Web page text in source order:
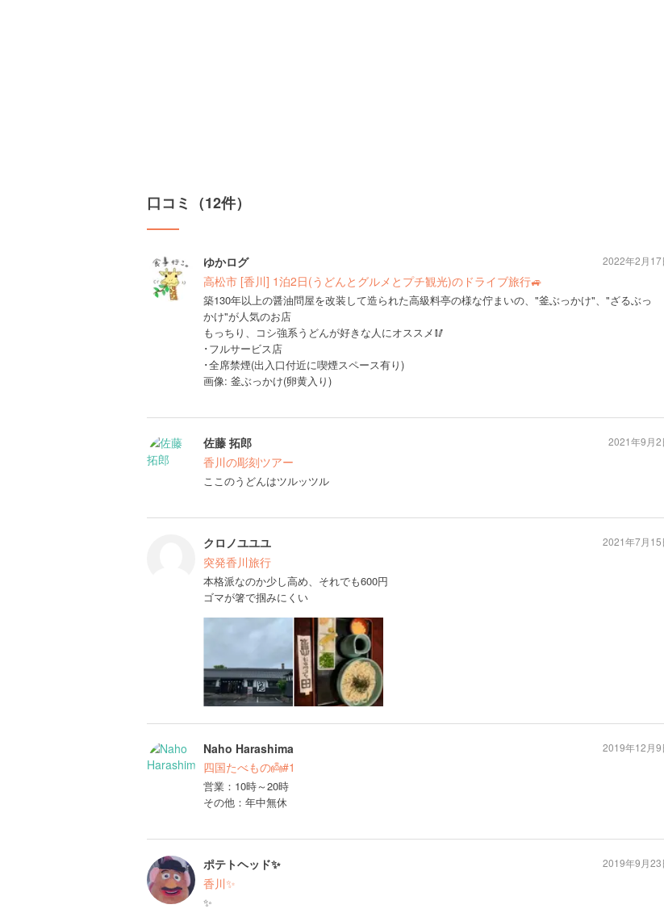
口コミ（12件）
ゆかログ
高松市 [香川] 1泊2日(うどんとグルメとプチ観光)のドライブ旅行🚙
築130年以上の醤油問屋を改装して造られた高級料亭の様な佇まいの、"釜ぶっかけ"、"ざるぶっ
かけ"が人気のお店
もっちり、コシ強系うどんが好きな人にオススメ🥢
･フルサービス店
･全席禁煙(出入口付近に喫煙スペース有り)
画像: 釜ぶっかけ(卵黄入り)
2022年2月17
佐藤 拓郎
香川の彫刻ツアー
ここのうどんはツルッツル
2021年9月2
クロノユユユ
突発香川旅行
本格派なのか少し高め、それでも600円
ゴマが箸で掴みにくい
2021年7月15
Naho Harashima
四国たべもの👼#1
営業：10時～20時
その他：年中無休
2019年12月9
ポテトヘッド✨
香川✨
✨
2019年9月23